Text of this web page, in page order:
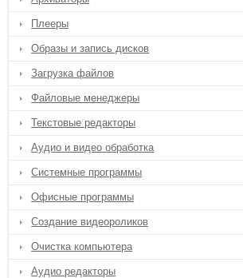
Плееры
Образы и запись дисков
Загрузка файлов
Файловые менеджеры
Текстовые редакторы
Аудио и видео обработка
Системные программы
Офисные программы
Создание видеороликов
Очистка компьютера
Аудио редакторы